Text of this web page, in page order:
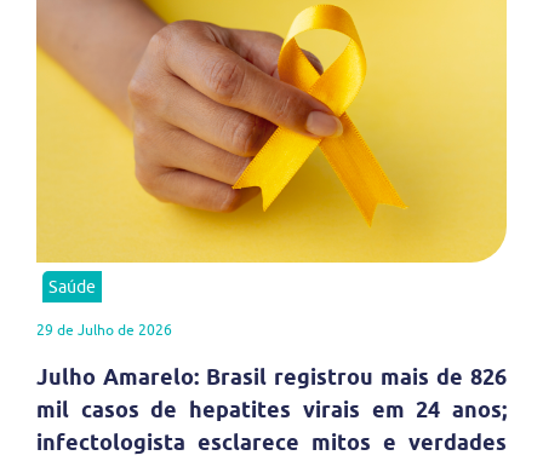
Saúde
29 de Julho de 2026
Julho Amarelo: Brasil registrou mais de 826
mil casos de hepatites virais em 24 anos;
infectologista esclarece mitos e verdades